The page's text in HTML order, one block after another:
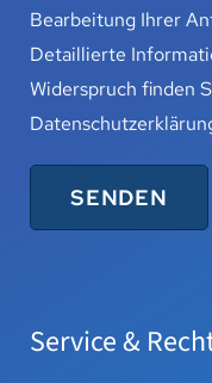
Bearbeitung Ihrer
Detaillierte
Widerspruch finden
Service &